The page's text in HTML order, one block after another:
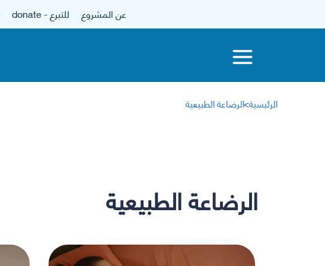
عن المشروع للتبرع - donate
الرئيسية>الرضاعة الطبيعية
الرضاعة الطبيعية